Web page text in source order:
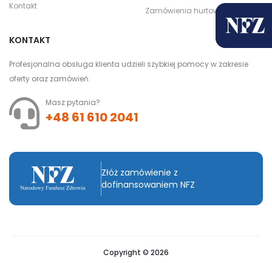
Kontakt
Zamówienia hurtowe
KONTAKT
Profesjonalna obsługa klienta udzieli szybkiej pomocy w zakresie
oferty oraz zamówień.
Masz pytania?
+48 61 610 2041
Złóż zamówienie z
dofinansowaniem NFZ
Copyright © 2026